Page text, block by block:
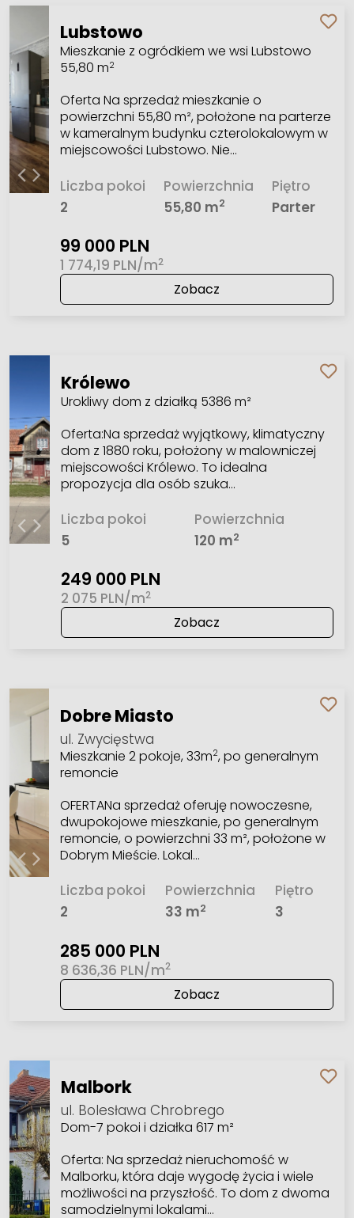
Lubstowo
Mieszkanie z ogródkiem we wsi Lubstowo
55,80 m2
Oferta Na sprzedaż mieszkanie o
powierzchni 55,80 m², położone na parterze
w kameralnym budynku czterolokalowym w
miejscowości Lubstowo. Nie…
Liczba pokoi
2
Powierzchnia
55,80 m2
Piętro
Parter
99 000 PLN
1 774,19 PLN/m2
Zobacz
Królewo
Urokliwy dom z działką 5386 m²
Oferta:Na sprzedaż wyjątkowy, klimatyczny
dom z 1880 roku, położony w malowniczej
miejscowości Królewo. To idealna
propozycja dla osób szuka…
Liczba pokoi
5
Powierzchnia
120 m2
249 000 PLN
2 075 PLN/m2
Zobacz
Dobre Miasto
ul. Zwycięstwa
Mieszkanie 2 pokoje, 33m2, po generalnym
remoncie
OFERTANa sprzedaż oferuję nowoczesne,
dwupokojowe mieszkanie, po generalnym
remoncie, o powierzchni 33 m², położone w
Dobrym Mieście. Lokal…
Liczba pokoi
2
Powierzchnia
33 m2
Piętro
3
285 000 PLN
8 636,36 PLN/m2
Zobacz
Malbork
ul. Bolesława Chrobrego
Dom-7 pokoi i działka 617 m²
Oferta: Na sprzedaż nieruchomość w
Malborku, która daje wygodę życia i wiele
możliwości na przyszłość. To dom z dwoma
samodzielnymi lokalami…